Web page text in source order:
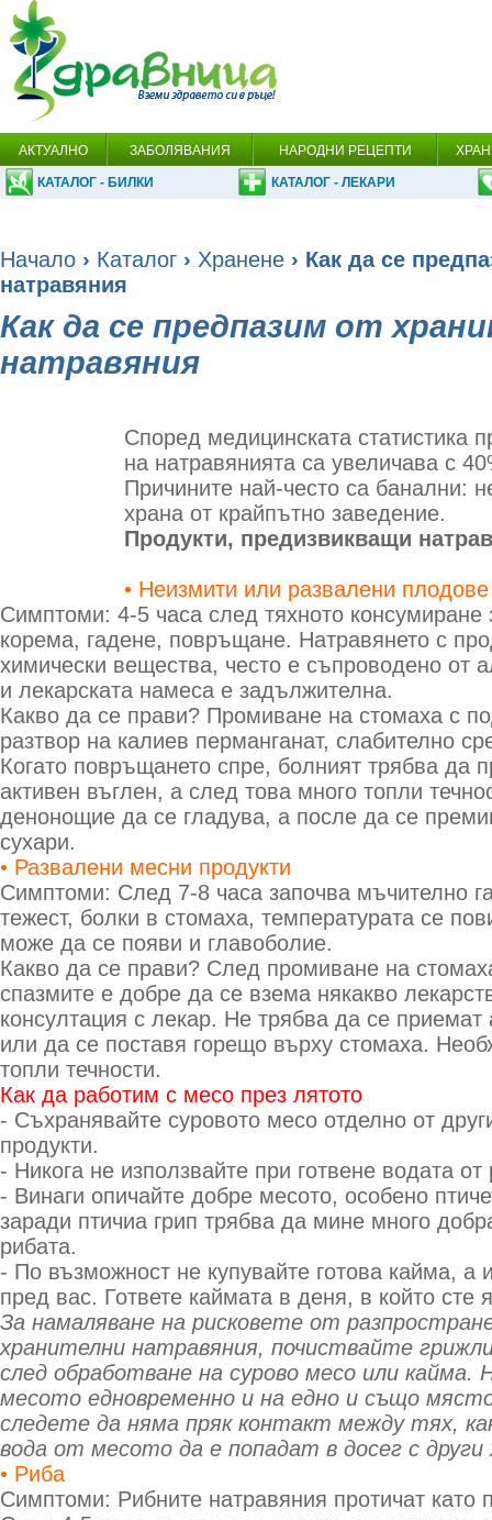
АКТУАЛНО ЗАБОЛЯВАНИЯ НАРОДНИ РЕЦЕПТИ
КАТАЛОГ - БИЛКИ КАТАЛОГ - ЛЕКАРИ
Начало › Каталог › Хранене › Как да се
натравяния
Как да се предпазим от
натравяния
Според медицинската статистика
на натравянията са увеличава с
Причините най-често са банални:
храна от крайпътно заведение.
Продукти, предизвикващи
• Неизмити или развалени
Симптоми: 4-5 часа след тяхното консумиране
корема, гадене, повръщане. Натравянето с
химически вещества, често е съпроводено от
и лекарската намеса е задължителна.
Какво да се прави? Промиване на стомаха с
разтвор на калиев перманганат, слабително
Когато повръщането спре, болният трябва да
активен въглен, а след това много топли
денонощие да се гладува, а после да се
сухари.
• Развалени месни продукти
Симптоми: След 7-8 часа започва мъчително
тежест, болки в стомаха, температурата се
може да се появи и главоболие.
Какво да се прави? След промиване на
спазмите е добре да се взема някакво
консултация с лекар. Не трябва да се приемат
или да се поставя горещо върху стомаха.
топли течности.
Как да работим с месо през лятото
- Съхранявайте суровото месо отделно от
продукти.
- Никога не използвайте при готвене водата
- Винаги опичайте добре месото, особено
заради птичиа грип трябва да мине много
рибата.
- По възможност не купувайте готова кайма, а
пред вас. Гответе каймата в деня, в който сте
За намаляване на рисковете от
хранителни натравяния, почиствайте
след обработване на сурово месо или кайма.
месото едновременно и на едно и също
следете да няма пряк контакт между тях,
вода от месото да е попадат в досег с други
• Риба
Симптоми: Рибните натравяния протичат като